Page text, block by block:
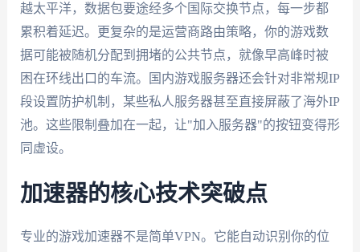
越太平洋，数据包要途经多个国际交换节点，每一步都
累积着延迟。更复杂的是运营商路由策略，你的游戏数
据可能被随机分配到拥堵的公共节点，就像早高峰时被
困在环线出口的车流。国内游戏服务器还会针对非常规IP
段设置防护机制，某些私人服务器甚至直接屏蔽了海外IP
池。这些限制叠加在一起，让"加入服务器"的按钮变得形
同虚设。
加速器的核心技术突破点
专业的游戏加速器不是简单VPN。它能自动识别你的位